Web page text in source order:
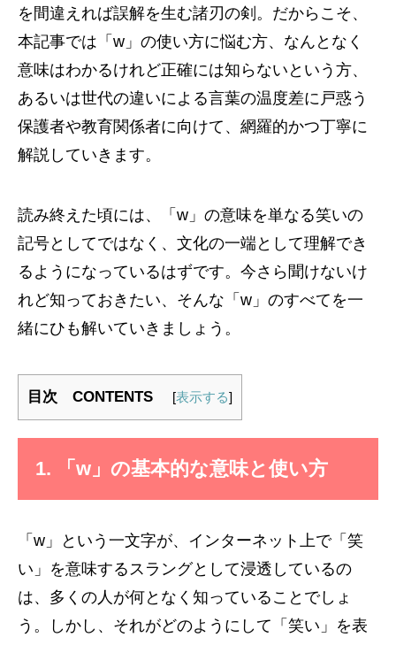
を間違えれば誤解を生む諸刃の剣。だからこそ、
本記事では「w」の使い方に悩む方、なんとなく
意味はわかるけれど正確には知らないという方、
あるいは世代の違いによる言葉の温度差に戸惑う
保護者や教育関係者に向けて、網羅的かつ丁寧に
解説していきます。
読み終えた頃には、「w」の意味を単なる笑いの
記号としてではなく、文化の一端として理解でき
るようになっているはずです。今さら聞けないけ
れど知っておきたい、そんな「w」のすべてを一
緒にひも解いていきましょう。
目次 CONTENTS [表示する]
1. 「w」の基本的な意味と使い方
「w」という一文字が、インターネット上で「笑
い」を意味するスラングとして浸透しているの
は、多くの人が何となく知っていることでしょ
う。しかし、それがどのようにして「笑い」を表